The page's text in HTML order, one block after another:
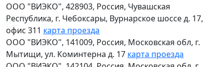
ООО "ВИЭКО", 428903, Россия, Чувашская
Республика, г. Чебоксары, Вурнарское шоссе д. 17,
офис 311 карта проезда
ООО "ВИЭКО", 141009, Россия, Московская обл, г.
Мытищи, ул. Коминтерна д. 17 карта проезда